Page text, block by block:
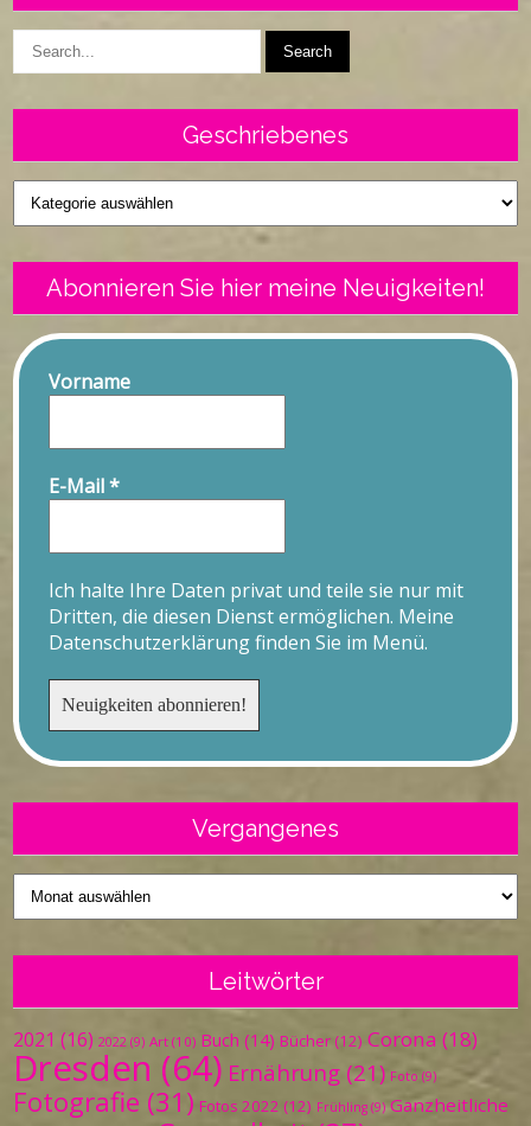
Geschriebenes
Geschriebenes
Abonnieren Sie hier meine Neuigkeiten!
Vorname
E-Mail*
Ich halte Ihre Daten privat und teile sie nur mit
Dritten, die diesen Dienst ermöglichen. Meine
Datenschutzerklärung finden Sie im Menü.
Vergangenes
Vergangenes
Leitwörter
2021 (16) 2022 (9) Art (10) Buch (14) Bücher (12) Corona (18)
Dresden (64) Ernährung (21) Foto (9)
Fotografie (31) Fotos 2022 (12) Frühling (9) Ganzheitliche